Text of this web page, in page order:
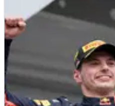
NEWS
Kubica menjelaskan
yang mengarah ke titik
Khawatir kecelakaan yang
kekurangan suku cadang
di Hongaria, Robert Kubica
mencoba membawa mobil
di Hockenheim.